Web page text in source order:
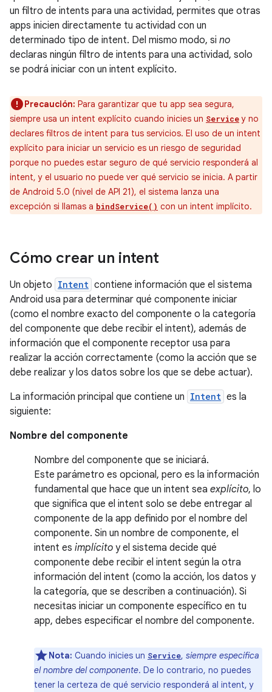
un filtro de intents para una actividad, permites que otras
apps inicien directamente tu actividad con un
determinado tipo de intent. Del mismo modo, si no
declaras ningún filtro de intents para una actividad, solo
se podrá iniciar con un intent explícito.
Precaución: Para garantizar que tu app sea segura,
siempre usa un intent explícito cuando inicies un Servicey no
declares filtros de intent para tus servicios. El uso de un intent
explícito para iniciar un servicio es un riesgo de seguridad
porque no puedes estar seguro de qué servicio responderá al
intent, y el usuario no puede ver qué servicio se inicia. A partir
de Android 5.0 (nivel de API 21), el sistema lanza una
excepción si llamas a bindService() con un intent implícito.
Cómo crear un intent
Un objeto Intent contiene información que el sistema
Android usa para determinar qué componente iniciar
(como el nombre exacto del componente o la categoría
del componente que debe recibir el intent), además de
información que el componente receptor usa para
realizar la acción correctamente (como la acción que se
debe realizar y los datos sobre los que se debe actuar).
La información principal que contiene un Intent es la
siguiente:
Nombre del componente
Nombre del componente que se iniciará.
Este parámetro es opcional, pero es la información
fundamental que hace que un intent sea explícito, lo
que significa que el intent solo se debe entregar al
componente de la app definido por el nombre del
componente. Sin un nombre de componente, el
intent es implícito y el sistema decide qué
componente debe recibir el intent según la otra
información del intent (como la acción, los datos y
la categoría, que se describen a continuación). Si
necesitas iniciar un componente específico en tu
app, debes especificar el nombre del componente.
Nota: Cuando inicies un Service, siempre especifica
el nombre del componente. De lo contrario, no puedes
tener la certeza de qué servicio responderá al intent, y